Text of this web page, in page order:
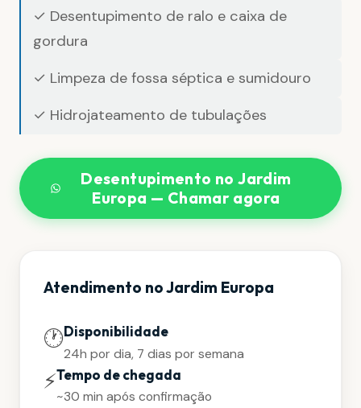
✓ Desentupimento de ralo e caixa de
gordura
✓ Limpeza de fossa séptica e sumidouro
✓ Hidrojateamento de tubulações
Desentupimento no Jardim
Europa — Chamar agora
Atendimento no Jardim Europa
🕐Disponibilidade
24h por dia, 7 dias por semana
⚡Tempo de chegada
~30 min após confirmação